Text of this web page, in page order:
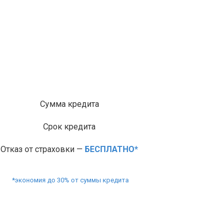
Сумма кредита
Срок кредита
Отказ от страховки — БЕСПЛАТНО*
*экономия до 30% от суммы кредита